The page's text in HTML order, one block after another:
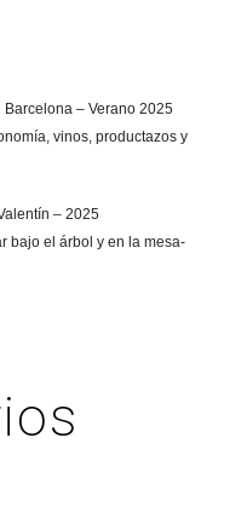
– Verano 2025
vinos, productazos y
– 2025
bajo el árbol y en la mesa-